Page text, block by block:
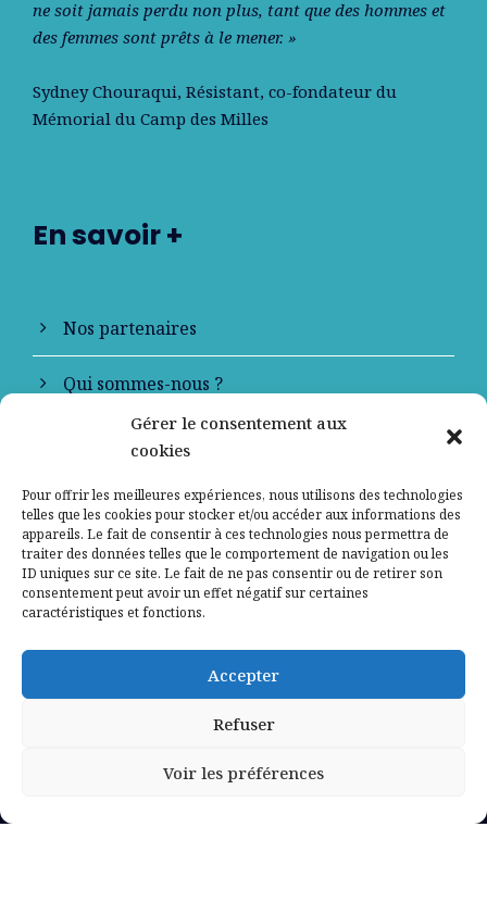
Gérer le consentement aux
cookies
Pour offrir les meilleures expériences, nous utilisons des technologies
telles que les cookies pour stocker et/ou accéder aux informations des
appareils. Le fait de consentir à ces technologies nous permettra de
traiter des données telles que le comportement de navigation ou les
ID uniques sur ce site. Le fait de ne pas consentir ou de retirer son
consentement peut avoir un effet négatif sur certaines
caractéristiques et fonctions.
Accepter
Refuser
Voir les préférences
ne soit jamais perdu non plus, tant que des hommes et
des femmes sont prêts à le mener. »
Sydney Chouraqui, Résistant, co-fondateur du
Mémorial du Camp des Milles
En savoir +
Nos partenaires
Qui sommes-nous ?
Contactez-nous
Mentions légales
Politique de confidentialité